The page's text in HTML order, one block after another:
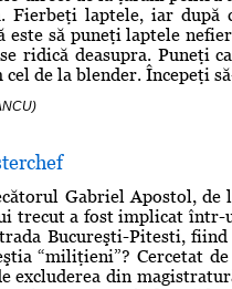
Fierbeţi laptele, iar după
este să puneţi laptele
ridică deasupra. Puneţi
de la blender. Începeţi
Gabriel Apostol, de
trecut a fost implicat într-
Bucureşti-Pitesti,
“miliţieni”? Cercetat
excluderea din